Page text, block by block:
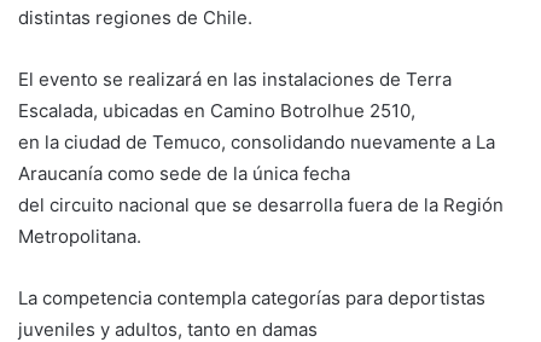
distintas regiones de Chile.
El evento se realizará en las instalaciones de Terra
Escalada, ubicadas en Camino Botrolhue 2510,
en la ciudad de Temuco, consolidando nuevamente a La
Araucanía como sede de la única fecha
del circuito nacional que se desarrolla fuera de la Región
Metropolitana.
La competencia contempla categorías para deportistas
juveniles y adultos, tanto en damas